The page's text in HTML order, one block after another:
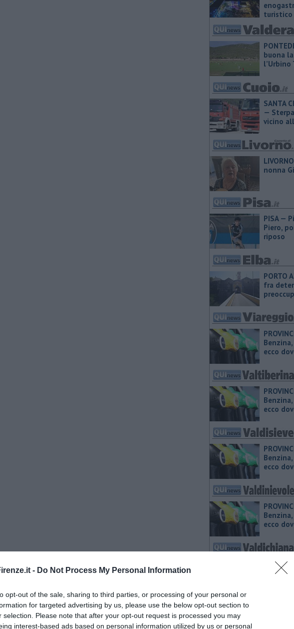
- Do Not Process My Personal Information
opt-out of the sale, sharing to third parties, or processing of your personal or
for targeted advertising by us, please use the below opt-out section to
selection. Please note that after your opt-out request is processed you may
interest-based ads based on personal information utilized by us or personal
turistico
buona
l’Urbino
SANTA
—
vicino
nonna
PISA —
Piero,
riposo
PORTO
fra
ecco
ecco
ecco
ecco
ecco